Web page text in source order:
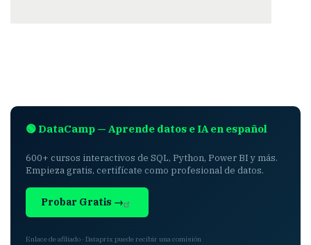
🟢 DataCamp — Aprende datos e IA en español
600+ cursos interactivos de SQL, Python, Power BI y más.
Empieza gratis, certifícate como profesional de datos.
Probar Gratis →
Enlace de afiliado · Dataprix puede recibir una comisión